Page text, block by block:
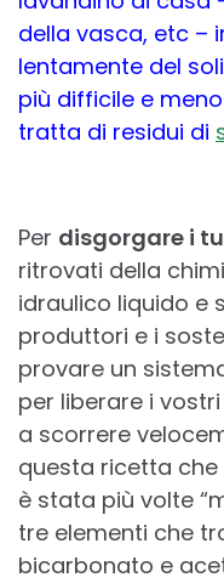
della vasca, etc –
lentamente del
più difficile e
tratta di residui di
Per disgorgare i
ritrovati della
idraulico liquido e
produttori e i
provare un
per liberare i
a scorrere
questa ricetta
è stata più volte
tre elementi che
bicarbonato e